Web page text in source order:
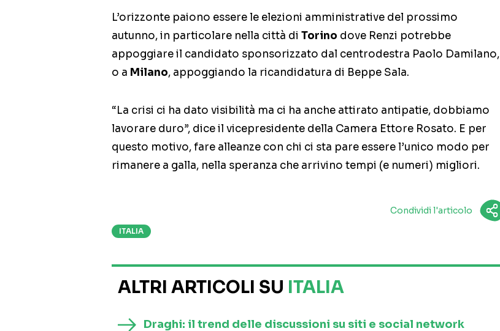
L’orizzonte paiono essere le elezioni amministrative del prossimo
autunno, in particolare nella città di Torino dove Renzi potrebbe
appoggiare il candidato sponsorizzato dal centrodestra Paolo Damilano,
o a Milano, appoggiando la ricandidatura di Beppe Sala.
“La crisi ci ha dato visibilità ma ci ha anche attirato antipatie, dobbiamo
lavorare duro”, dice il vicepresidente della Camera Ettore Rosato. E per
questo motivo, fare alleanze con chi ci sta pare essere l’unico modo per
rimanere a galla, nella speranza che arrivino tempi (e numeri) migliori.
Condividi l'articolo
ITALIA
ALTRI ARTICOLI SU ITALIA
Draghi: il trend delle discussioni su siti e social network